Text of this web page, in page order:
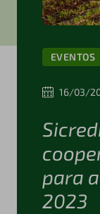
EVENTOS
16/03/
para
2023